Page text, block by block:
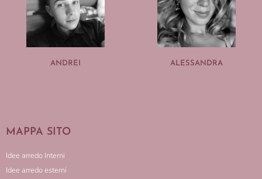
ANDREI ALESSANDRA
MAPPA SITO
Idee arredo Interni
Idee arredo esterni